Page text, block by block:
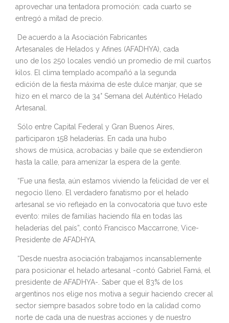
aprovechar una tentadora promoción: cada cuarto se
entregó a mitad de precio.
De acuerdo a la Asociación Fabricantes
Artesanales de Helados y Afines (AFADHYA), cada
uno de los 250 locales vendió un promedio de mil cuartos
kilos. El clima templado acompañó a la segunda
edición de la fiesta máxima de este dulce manjar, que se
hizo en el marco de la 34° Semana del Auténtico Helado
Artesanal.
Sólo entre Capital Federal y Gran Buenos Aires,
participaron 158 heladerías. En cada una hubo
shows de música, acrobacias y baile que se extendieron
hasta la calle, para amenizar la espera de la gente.
“Fue una fiesta, aún estamos viviendo la felicidad de ver el
negocio lleno. El verdadero fanatismo por el helado
artesanal se vio reflejado en la convocatoria que tuvo este
evento: miles de familias haciendo fila en todas las
heladerías del país”, contó Francisco Maccarrone, Vice-
Presidente de AFADHYA.
“Desde nuestra asociación trabajamos incansablemente
para posicionar el helado artesanal -contó Gabriel Famá, el
presidente de AFADHYA-. Saber que el 83% de los
argentinos nos elige nos motiva a seguir haciendo crecer al
sector siempre basados sobre todo en la calidad como
norte de cada una de nuestras acciones y de nuestro